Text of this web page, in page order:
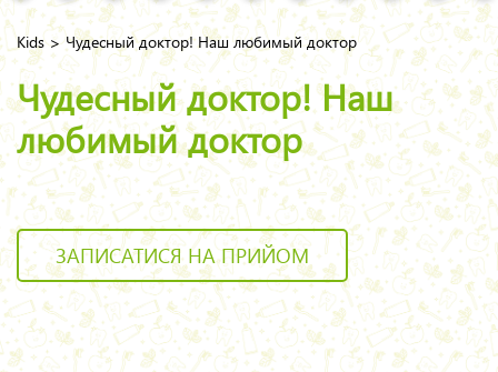
Kids>Чудесный доктор! Наш любимый доктор
Чудесный доктор! Наш
любимый доктор
ЗАПИСАТИСЯ НА ПРИЙОМ